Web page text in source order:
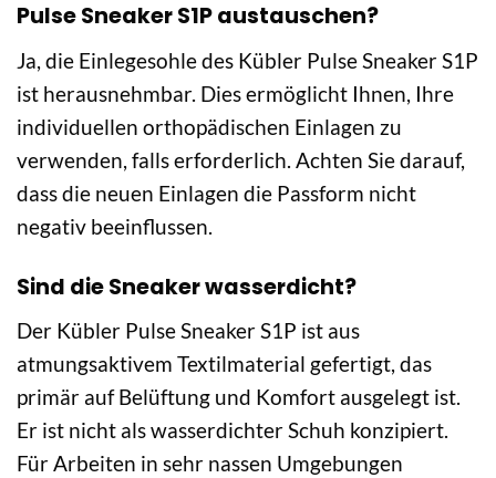
Pulse Sneaker S1P austauschen?
Ja, die Einlegesohle des Kübler Pulse Sneaker S1P
ist herausnehmbar. Dies ermöglicht Ihnen, Ihre
individuellen orthopädischen Einlagen zu
verwenden, falls erforderlich. Achten Sie darauf,
dass die neuen Einlagen die Passform nicht
negativ beeinflussen.
Sind die Sneaker wasserdicht?
Der Kübler Pulse Sneaker S1P ist aus
atmungsaktivem Textilmaterial gefertigt, das
primär auf Belüftung und Komfort ausgelegt ist.
Er ist nicht als wasserdichter Schuh konzipiert.
Für Arbeiten in sehr nassen Umgebungen